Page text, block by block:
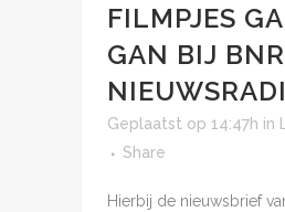
FILMPJES
GAN BIJ BNR
Geplaatst op 14:47h in
Share
Hierbij de nieuwsbrief